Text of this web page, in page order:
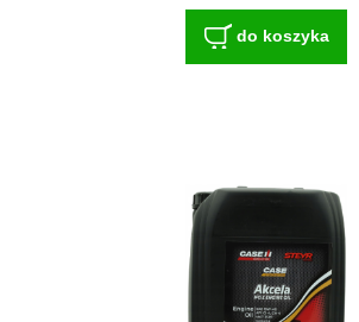
do koszyka